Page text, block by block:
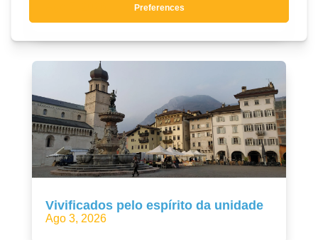
Vivificados pelo espírito da unidade
Ago 3, 2026